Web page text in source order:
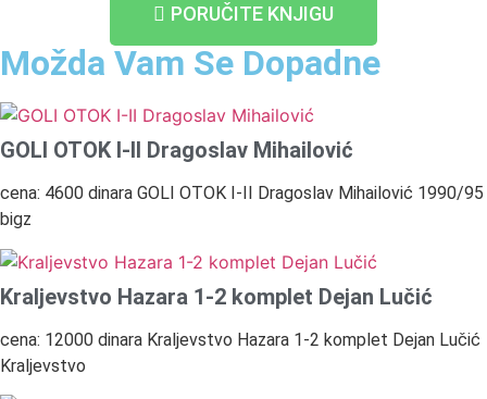
PORUČITE KNJIGU
Možda Vam Se Dopadne
GOLI OTOK I-II Dragoslav Mihailović
cena: 4600 dinara GOLI OTOK I-II Dragoslav Mihailović 1990/95
bigz
Kraljevstvo Hazara 1-2 komplet Dejan Lučić
cena: 12000 dinara Kraljevstvo Hazara 1-2 komplet Dejan Lučić
Kraljevstvo